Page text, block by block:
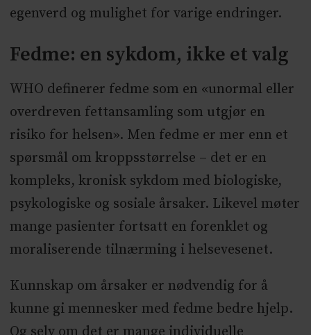
egenverd og mulighet for varige endringer.
Fedme: en sykdom, ikke et valg
WHO definerer fedme som en «unormal eller
overdreven fettansamling som utgjør en
risiko for helsen». Men fedme er mer enn et
spørsmål om kroppsstørrelse – det er en
kompleks, kronisk sykdom med biologiske,
psykologiske og sosiale årsaker. Likevel møter
mange pasienter fortsatt en forenklet og
moraliserende tilnærming i helsevesenet.
Kunnskap om årsaker er nødvendig for å
kunne gi mennesker med fedme bedre hjelp.